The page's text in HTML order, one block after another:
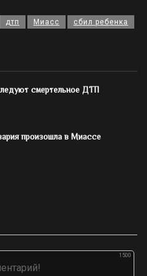
дтп Миасс сбил ребенка
смертельное ДТП
произошла в Миассе
1500